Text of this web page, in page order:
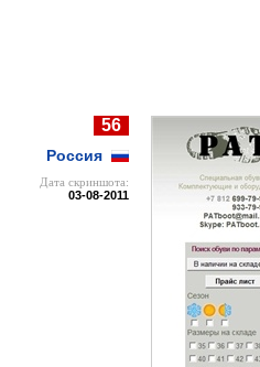
56
Россия
Дата cкриншота:
03-08-2011